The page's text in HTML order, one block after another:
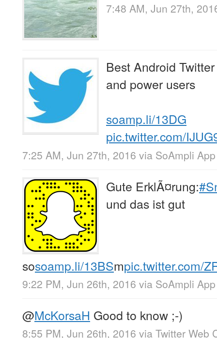
7:48 AM, Jun 27th,
Best Android
and power users
soamp.li/13DG
pic.twitter.com/
7:25 AM, Jun 27th, 2016 via SoAmpli App
Gute ErklÃ¤rung:
und das ist gut
sosoamp.li/13BSmpic.twitter.com/
9:22 PM, Jun 26th, 2016 via SoAmpli App
@McKorsaH Good to know ;-)
8:55 PM, Jun 26th, 2016 via Twitter Web